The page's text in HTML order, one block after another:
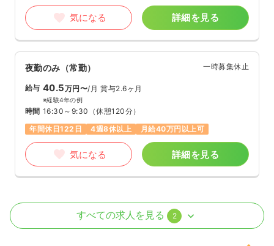
気になる 詳細を見る
夜勤のみ（常勤） 一時募集休止
給与 40.5万円〜/月 賞与2.6ヶ月
※経験4年の例
時間 16:30～9:30 （休憩120分）
年間休日122日
4週8休以上 月給40万円以上可
気になる 詳細を見る
外来 すべての求人を見る 2